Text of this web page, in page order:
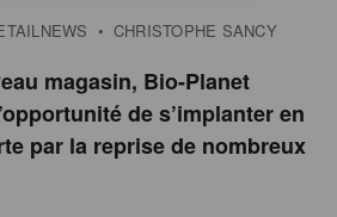
• CHRISTOPHE SANCY
magasin, Bio-Planet
de s’implanter en
par la reprise de nombreux